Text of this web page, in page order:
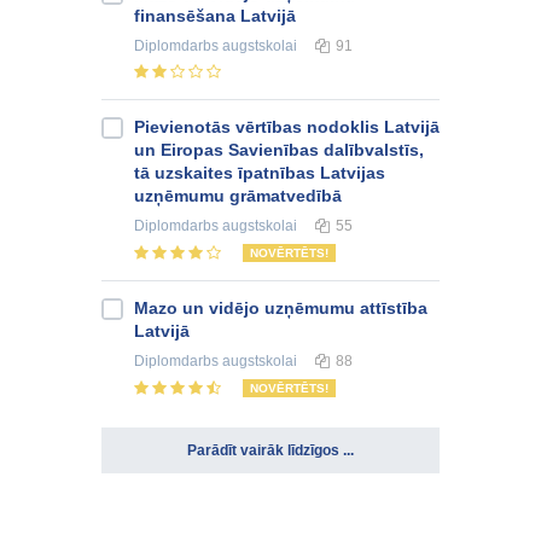
finansēšana Latvijā
Diplomdarbs augstskolai 91
Pievienotās vērtības nodoklis Latvijā
un Eiropas Savienības dalībvalstīs,
tā uzskaites īpatnības Latvijas
uzņēmumu grāmatvedībā
Diplomdarbs augstskolai 55
NOVĒRTĒTS!
Mazo un vidējo uzņēmumu attīstība
Latvijā
Diplomdarbs augstskolai 88
NOVĒRTĒTS!
Parādīt vairāk līdzīgos ...